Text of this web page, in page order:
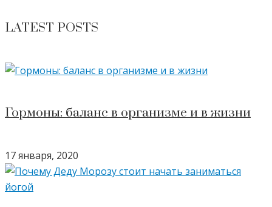
LATEST POSTS
Гормоны: баланс в организме и в жизни
17 января, 2020